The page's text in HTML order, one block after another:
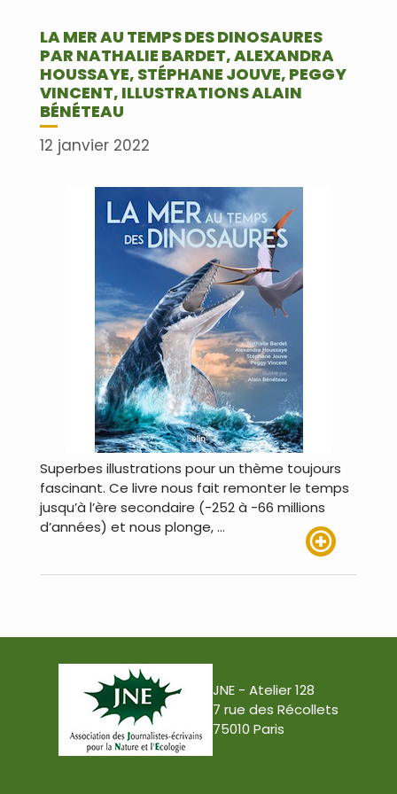
LA MER AU TEMPS DES DINOSAURES
PAR NATHALIE BARDET, ALEXANDRA
HOUSSAYE, STÉPHANE JOUVE, PEGGY
VINCENT, ILLUSTRATIONS ALAIN
BÉNÉTEAU
12 janvier 2022
Superbes illustrations pour un thème toujours
fascinant. Ce livre nous fait remonter le temps
jusqu’à l’ère secondaire (-252 à -66 millions
d’années) et nous plonge, …
JNE - Atelier 128
7 rue des Récollets
75010 Paris